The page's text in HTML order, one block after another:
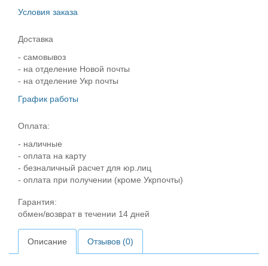
Условия заказа
Доставка
- самовывоз
- на отделение Новой почты
- на отделение Укр почты
График работы
Оплата:
- наличные
- оплата на карту
- безналичный расчет для юр.лиц
- оплата при получении (кроме Укрпочты)
Гарантия:
обмен/возврат в течении 14 дней
Описание Отзывов (0)